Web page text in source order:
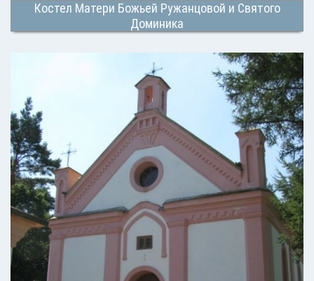
Костел Матери Божьей Ружанцовой и Святого
Доминика